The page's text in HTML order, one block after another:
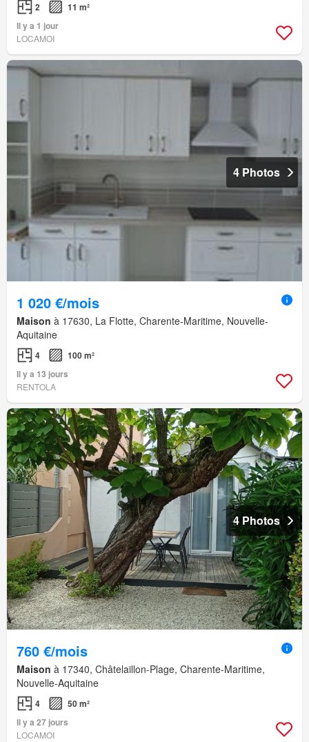
2
11 m²
Il y a 1 jour
LOCAMOI
4 Photos
1 020 €/mois
Maison à 17630, La Flotte, Charente-Maritime, Nouvelle-
Aquitaine
4
100 m²
Il y a 13 jours
RENTOLA
4 Photos
760 €/mois
Maison à 17340, Châtelaillon-Plage, Charente-Maritime,
Nouvelle-Aquitaine
4
50 m²
Il y a 27 jours
LOCAMOI